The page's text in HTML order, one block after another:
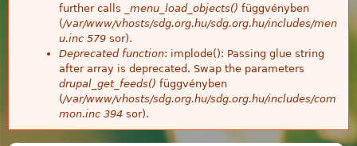
further calls
_menu_load_objects() függvényben
(/var/www/vhosts/sdg.org.hu/sdg.org.hu/includes/men
u.inc 579 sor).
Deprecated function: implode(): Passing glue string
after array is deprecated. Swap the parameters
drupal_get_feeds() függvényben
(/var/www/vhosts/sdg.org.hu/sdg.org.hu/includes/com
mon.inc 394 sor).